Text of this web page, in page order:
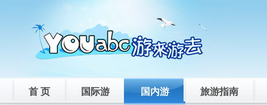
首 页 国际游 国内游 旅游指南